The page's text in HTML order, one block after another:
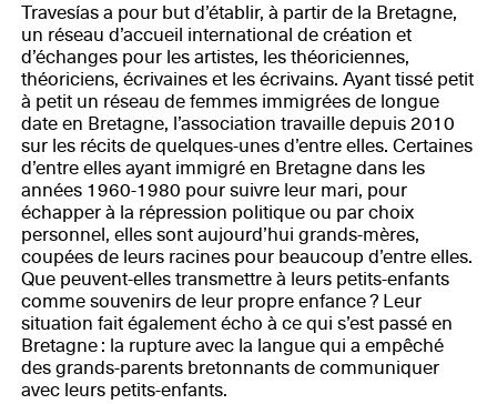
Travesías a pour but d’établir, à partir de la Bretagne,
un réseau d’accueil international de création et
d’échanges pour les artistes, les théoriciennes,
théoriciens, écrivaines et les écrivains. Ayant tissé petit
à petit un réseau de femmes immigrées de longue
date en Bretagne, l’association travaille depuis 2010
sur les récits de quelques-unes d’entre elles. Certaines
d’entre elles ayant immigré en Bretagne dans les
années 1960-1980 pour suivre leur mari, pour
échapper à la répression politique ou par choix
personnel, elles sont aujourd’hui grands-mères,
coupées de leurs racines pour beaucoup d’entre elles.
Que peuvent-elles transmettre à leurs petits-enfants
comme souvenirs de leur propre enfance ? Leur
situation fait également écho à ce qui s’est passé en
Bretagne : la rupture avec la langue qui a empêché
des grands-parents bretonnants de communiquer
avec leurs petits-enfants.